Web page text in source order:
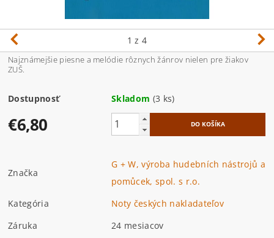
1 z 4
Najznámejšie piesne a melódie rôznych žánrov nielen pre žiakov
ZUŠ.
Dostupnosť Skladom (3 ks)
€6,80
Značka
G + W, výroba hudebních nástrojů a
pomůcek, spol. s r.o.
Kategória
Noty českých nakladateľov
Záruka
24 mesiacov